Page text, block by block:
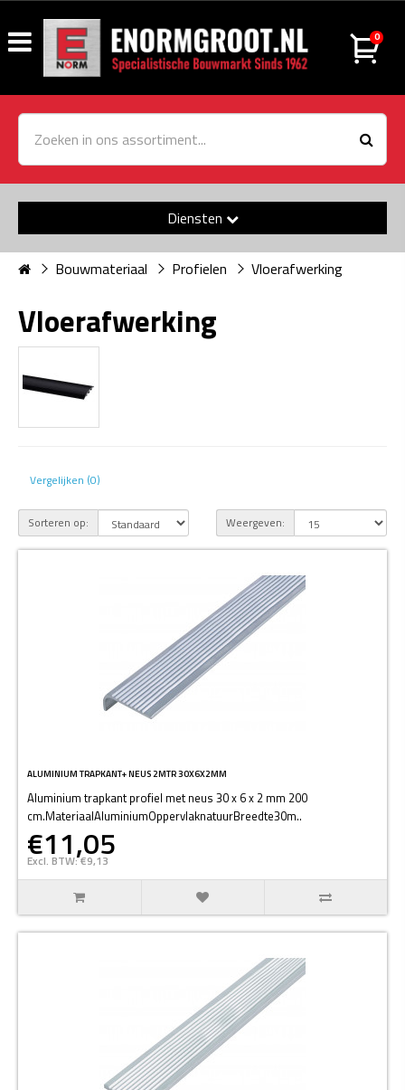
0
Diensten
Bouwmateriaal Profielen Vloerafwerking
Vloerafwerking
Vergelijken (0)
Sorteren op: Weergeven:
ALUMINIUM TRAPKANT+ NEUS 2MTR 30X6X2MM
Aluminium trapkant profiel met neus 30 x 6 x 2 mm 200
cm.MateriaalAluminiumOppervlaknatuurBreedte30m..
€11,05
Excl. BTW: €9,13